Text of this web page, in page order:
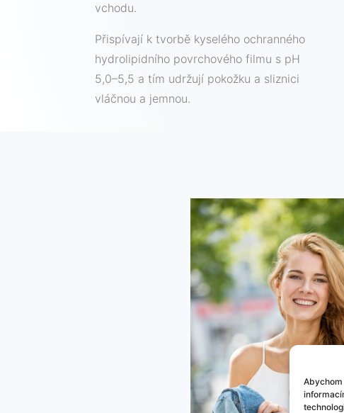
vchodu.
Přispívají k tvorbě kyselého ochranného
hydrolipidního povrchového filmu s pH
5,0–5,5 a tím udržují pokožku a sliznici
vláčnou a jemnou.